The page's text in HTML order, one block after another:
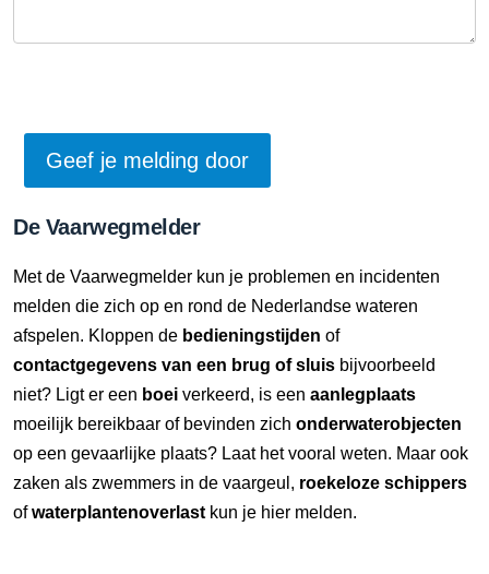
De Vaarwegmelder
Met de Vaarwegmelder kun je problemen en incidenten
melden die zich op en rond de Nederlandse wateren
afspelen. Kloppen de bedieningstijden of
contactgegevens van een brug of sluis bijvoorbeeld
niet? Ligt er een boei verkeerd, is een aanlegplaats
moeilijk bereikbaar of bevinden zich onderwaterobjecten
op een gevaarlijke plaats? Laat het vooral weten. Maar ook
zaken als zwemmers in de vaargeul, roekeloze schippers
ofwaterplantenoverlast kun je hier melden.